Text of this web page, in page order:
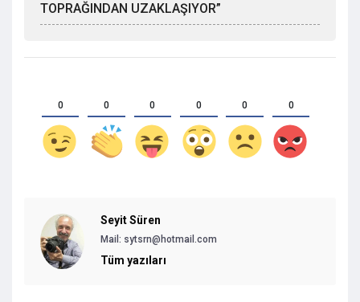
TOPRAĞINDAN UZAKLAŞIYOR”
0 0 0 0 0 0
Seyit Süren
Mail: sytsrn@hotmail.com
Tüm yazıları